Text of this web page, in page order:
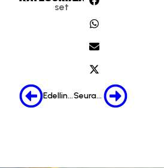
set
Edellinen Seuraava